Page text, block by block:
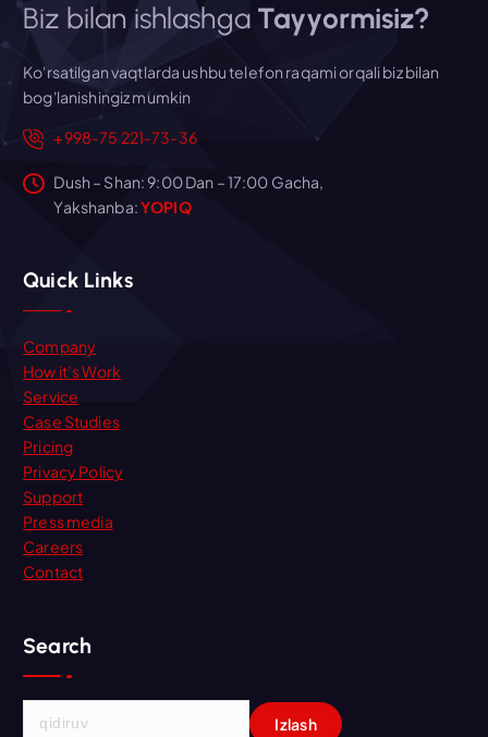
Biz bilan ishlashgaTayyormisiz?
Ko'rsatilgan vaqtlarda ushbu telefon raqami orqali biz bilan
bog'lanishingiz mumkin
+998-75 221-73-36
Dush – Shan: 9:00 Dan – 17:00 Gacha,
Yakshanba:YOPIQ
Quick Links
Company
How it’s Work
Service
Case Studies
Pricing
Privacy Policy
Support
Press media
Careers
Contact
Search